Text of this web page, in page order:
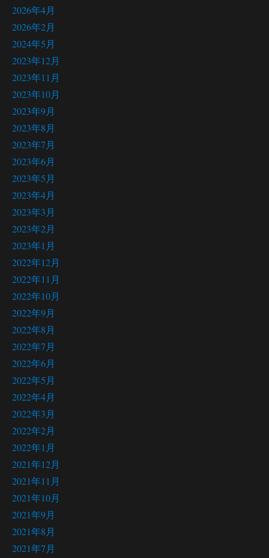
2026年4月
2026年2月
2024年5月
2023年12月
2023年11月
2023年10月
2023年9月
2023年8月
2023年7月
2023年6月
2023年5月
2023年4月
2023年3月
2023年2月
2023年1月
2022年12月
2022年11月
2022年10月
2022年9月
2022年8月
2022年7月
2022年6月
2022年5月
2022年4月
2022年3月
2022年2月
2022年1月
2021年12月
2021年11月
2021年10月
2021年9月
2021年8月
2021年7月